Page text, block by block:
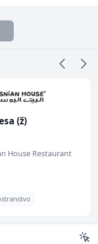
(ž)
House Restaurant